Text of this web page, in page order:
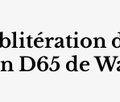
D65 de